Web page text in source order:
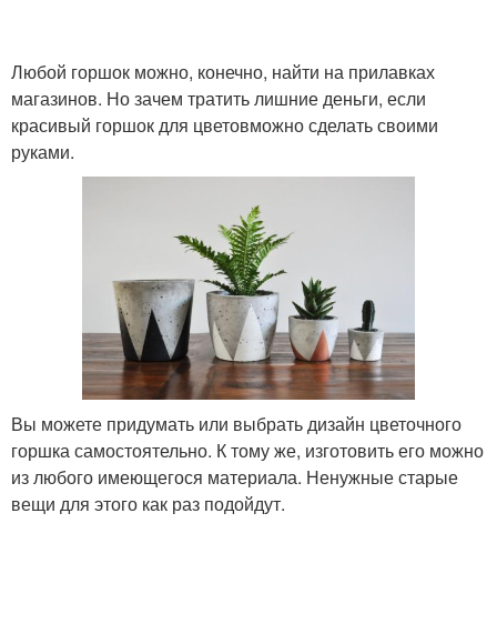
Любой горшок можно, конечно, найти на прилавках
магазинов. Но зачем тратить лишние деньги, если
красивый горшок для цветовможно сделать своими
руками.
Вы можете придумать или выбрать дизайн цветочного
горшка самостоятельно. К тому же, изготовить его можно
из любого имеющегося материала. Ненужные старые
вещи для этого как раз подойдут.